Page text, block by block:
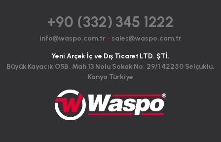
+90 (332) 345 1222
info@waspo.com.tr - sales@waspo.com.tr
Yeni Arçek İç ve Dış Ticaret LTD. ŞTİ.
Büyük Kayacık OSB. Mah 13 Nolu Sokak No: 29/1 42250 Selçuklu,
Konya Türkiye